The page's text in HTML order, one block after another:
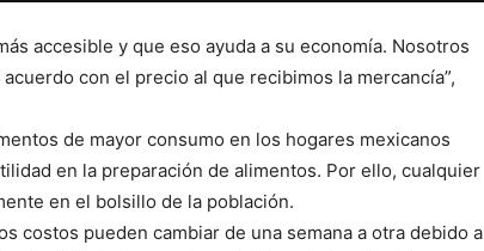
accesible y que eso ayuda a su economía. Nosotros
con el precio al que recibimos la mercancía”,
de mayor consumo en los hogares mexicanos
en la preparación de alimentos. Por ello, cualquier
en el bolsillo de la población.
costos pueden cambiar de una semana a otra debido a